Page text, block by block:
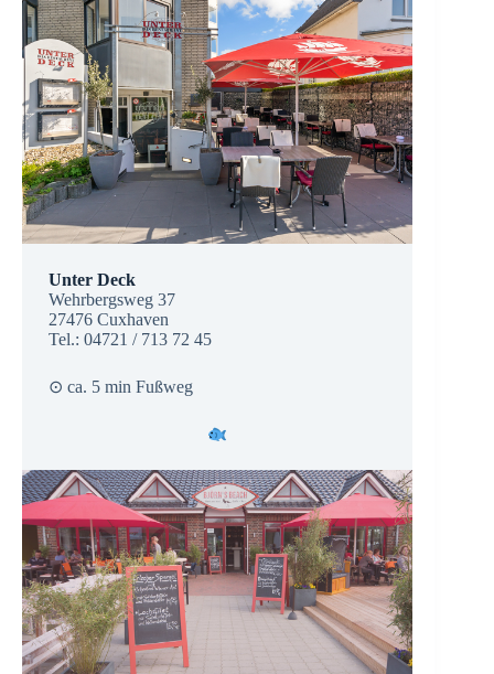
Unter Deck
Wehrbergsweg 37
27476 Cuxhaven
Tel.: 04721 / 713 72 45
⊙ ca. 5 min Fußweg